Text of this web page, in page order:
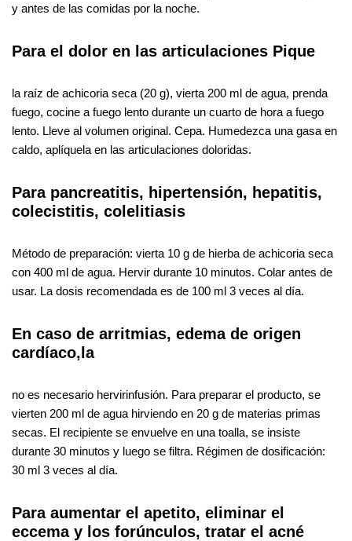
y antes de las comidas por la noche.
Para el dolor en las articulaciones Pique
la raíz de achicoria seca (20 g), vierta 200 ml de agua, prenda
fuego, cocine a fuego lento durante un cuarto de hora a fuego
lento. Lleve al volumen original. Cepa. Humedezca una gasa en
caldo, aplíquela en las articulaciones doloridas.
Para pancreatitis, hipertensión, hepatitis,
colecistitis, colelitiasis
Método de preparación: vierta 10 g de hierba de achicoria seca
con 400 ml de agua. Hervir durante 10 minutos. Colar antes de
usar. La dosis recomendada es de 100 ml 3 veces al día.
En caso de arritmias, edema de origen
cardíaco,la
no es necesario hervirinfusión. Para preparar el producto, se
vierten 200 ml de agua hirviendo en 20 g de materias primas
secas. El recipiente se envuelve en una toalla, se insiste
durante 30 minutos y luego se filtra. Régimen de dosificación:
30 ml 3 veces al día.
Para aumentar el apetito, eliminar el
eccema y los forúnculos, tratar el acné